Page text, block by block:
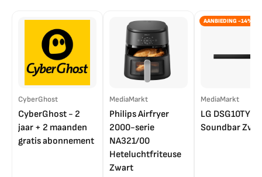
CyberGhost
CyberGhost - 2
jaar + 2 maanden
gratis abonnement
MediaMarkt
Philips Airfryer
2000-serie
NA321/00
Heteluchtfriteuse
Zwart
AANBIEDING -14%
MediaMarkt
LG DSG10TY
Soundbar